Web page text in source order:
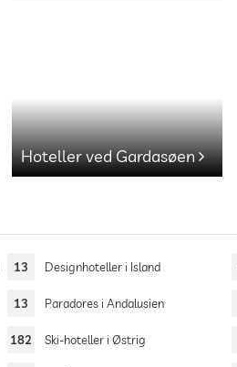
Hoteller ved Gardasøen
13 Designhoteller i Island
13 Paradores i Andalusien
182 Ski-hoteller i Østrig